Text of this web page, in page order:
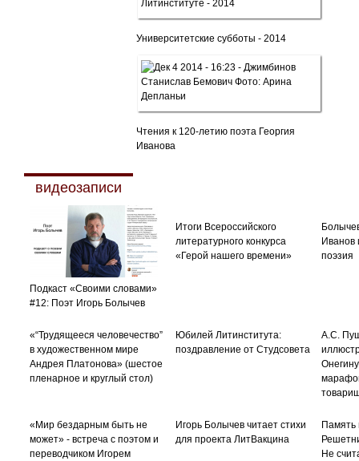
Университетские субботы - 2014
Чтения к 120-летию поэта Георгия
Иванова
видеозаписи
Подкаст «Своими словами»
#12: Поэт Игорь Болычев
Итоги Всероссийского
литературного конкурса
«Герой нашего времени»
Иванов
поэзия
«“Трудящееся человечество”
в художественном мире
Андрея Платонова» (шестое
пленарное и круглый стол)
Юбилей Литинститута:
поздравление от Студсовета
А.С.
«Мир бездарным быть не
может» - встреча с поэтом и
переводчиком Игорем
Игорь Болычев читает стихи
для проекта ЛитВакцина
Память
Не